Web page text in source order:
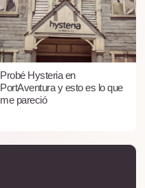
Probé Hysteria en
PortAventura y esto es lo que
me pareció